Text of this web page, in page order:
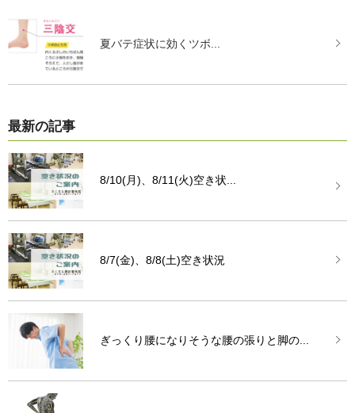
夏バテ症状に効くツボ...
最新の記事
8/10(月)、8/11(火)空き状...
8/7(金)、8/8(土)空き状況
ぎっくり腰になりそうな腰の張りと脚の...